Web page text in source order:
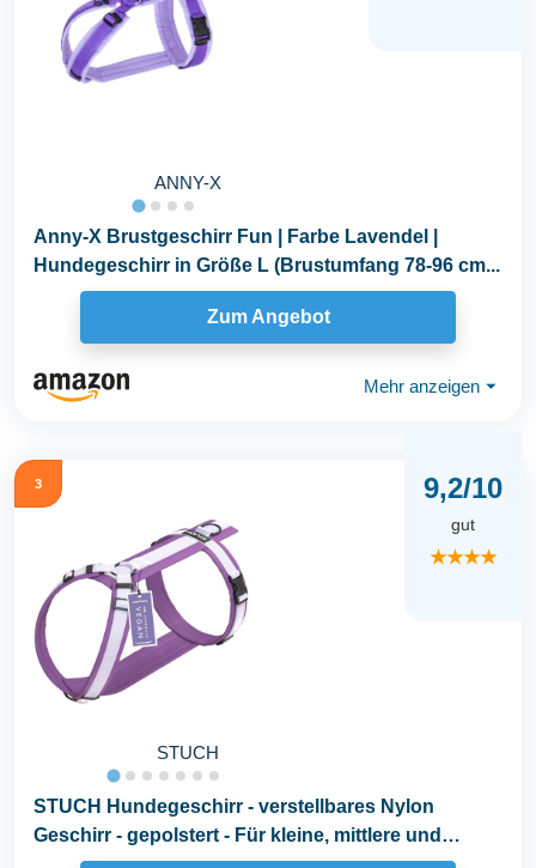
ANNY-X
Anny-X Brustgeschirr Fun | Farbe Lavendel |
Hundegeschirr in Größe L (Brustumfang 78-96 cm...
Zum Angebot
Mehr anzeigen ⏷
3
STUCH
9,2/10
gut
★★★★
STUCH Hundegeschirr - verstellbares Nylon
Geschirr - gepolstert - Für kleine, mittlere und
große...